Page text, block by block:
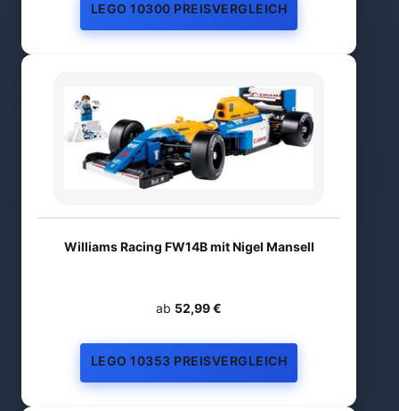
LEGO 10300 PREISVERGLEICH
Williams Racing FW14B mit Nigel Mansell
ab 52,99 €
LEGO 10353 PREISVERGLEICH